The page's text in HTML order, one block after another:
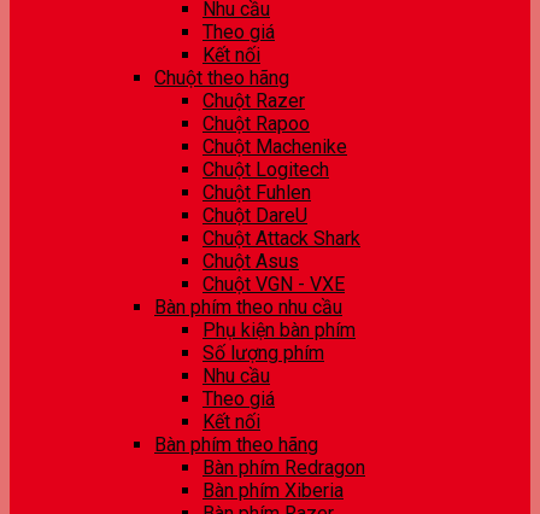
Nhu cầu
Theo giá
Kết nối
Chuột theo hãng
Chuột Razer
Chuột Rapoo
Chuột Machenike
Chuột Logitech
Chuột Fuhlen
Chuột DareU
Chuột Attack Shark
Chuột Asus
Chuột VGN - VXE
Bàn phím theo nhu cầu
Phụ kiện bàn phím
Số lượng phím
Nhu cầu
Theo giá
Kết nối
Bàn phím theo hãng
Bàn phím Redragon
Bàn phím Xiberia